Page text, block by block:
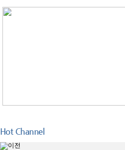
Hot Channel